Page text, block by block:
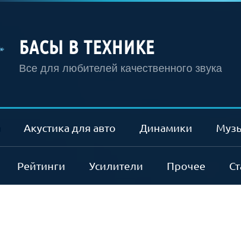
БАСЫ В ТЕХНИКЕ
Все для любителей качественного звука
Акустика для авто Динамики
Рейтинги Усилители Прочее